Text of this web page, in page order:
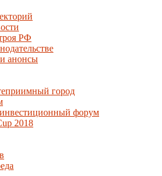
РФ
анонсы
город
форум
2018